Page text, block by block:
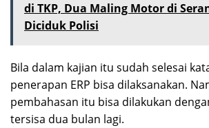
di TKP, Dua Maling Motor di
Diciduk Polisi
Bila dalam kajian itu sudah selesai
penerapan ERP bisa dilaksanakan.
pembahasan itu bisa dilakukan
tersisa dua bulan lagi.